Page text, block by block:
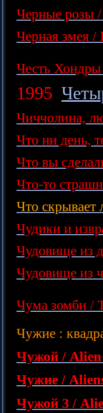
Черные розы
Черная змея /
Честь
1995
Чиччолина,
Что ни день,
Что вы
Что-то
Что скрывает
Чудики и
Чудовище из
Чудовище из
Чума зомби /
Чужие :
Чужой / Alien
Чужие /
Чужой 3 /